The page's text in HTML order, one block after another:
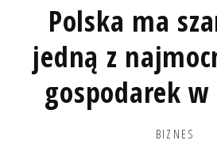
Polska ma
jedną z
gospodarek
BIZNES